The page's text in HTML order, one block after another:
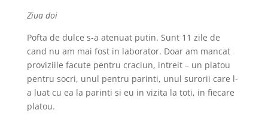
Ziua doi
Pofta de dulce s-a atenuat putin. Sunt 11 zile de
cand nu am mai fost in laborator. Doar am mancat
proviziile facute pentru craciun, intreit – un platou
pentru socri, unul pentru parinti, unul surorii care l-
a luat cu ea la parinti si eu in vizita la toti, in fiecare
platou.